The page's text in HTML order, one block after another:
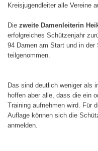
Kreisjugendleiter alle Vereine
Die zweite Damenleiterin
erfolgreiches Schützenjahr
94 Damen am Start und in der
teilgenommen.
Das sind deutlich weniger als
hoffen aber alle, dass die ein
Training aufnehmen wird. Für
Auflage können sich die
anmelden.